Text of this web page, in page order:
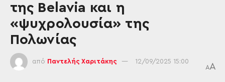
της Belavia και η
«ψυχρολουσία» της
Πολωνίας
από Παντελής Χαριτάκης 12/09/2025 15:00
AA